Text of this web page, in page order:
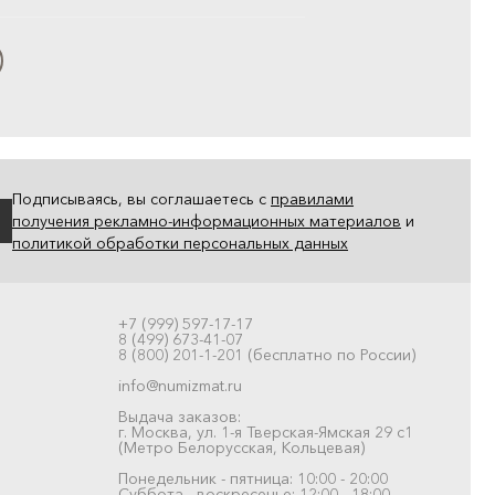
Подписываясь, вы соглашаетесь с правилами
получения рекламно-информационных материалов и
политикой обработки персональных данных
+7 (999) 597-17-17
8 (499) 673-41-07
8 (800) 201-1-201 (бесплатно по России)
info@numizmat.ru
Выдача заказов:
г. Москва, ул. 1-я Тверская-Ямская 29 с1
(Метро Белорусская, Кольцевая)
Понедельник - пятница: 10:00 - 20:00